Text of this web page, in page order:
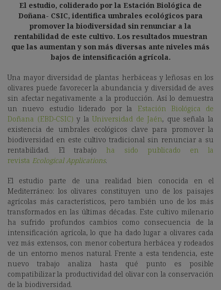
El estudio, coliderado por la Estación Biológica de
Doñana- CSIC, identifica umbrales ecológicos para
promover la biodiversidad sin renunciar a la
rentabilidad de este cultivo. Los resultados muestran
que las aumentan y son más diversas ante niveles más
bajos de intensificación agrícola.
Una mayor diversidad de plantas herbáceas y leñosas en los
olivares puede favorecer la abundancia y diversidad de aves
sin afectar negativamente a la producción. Así lo demuestra
un nuevo estudio liderado por la Estación Biológica de
Doñana (EBD-CSIC) y laUniversidad de Jaén, que señala la
existencia de umbrales ecológicos clave para promover la
biodiversidad en este cultivo tradicional sin renunciar a su
rentabilidad. El trabajo ha sido publicado en la
revista Ecological Applications.
El estudio parte de una realidad bien conocida en el
Mediterráneo: los olivares constituyen uno de los paisajes
agrícolas más característicos, pero también uno de los más
transformados en las últimas décadas. Este cultivo milenario
ha sufrido profundos cambios como consecuencia de la
intensificación agrícola, lo que ha dado lugar a olivares cada
vez más extensos, con menor cobertura herbácea y rodeados
de un entorno menos natural. Frente a esta tendencia, este
nuevo trabajo analiza hasta qué punto es posible
compatibilizar la productividad del olivar con la conservación
de la biodiversidad.